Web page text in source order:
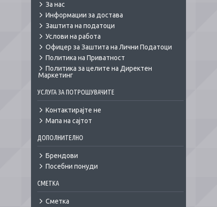
За нас
Информации за достава
Заштита на податоци
Услови на работа
Офицер за Заштита на Лични Податоци
Политика на Приватност
Политика за целите на Директен
Маркетинг
УСЛУГА ЗА ПОТРОШУВАЧИТЕ
Контактирајте не
Мапа на сајтот
ДОПОЛНИТЕЛНО
Брендови
Посебни понуди
СМЕТКА
Сметка